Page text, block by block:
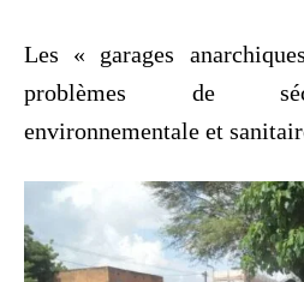
Les « garages
problèmes de
environnementale et